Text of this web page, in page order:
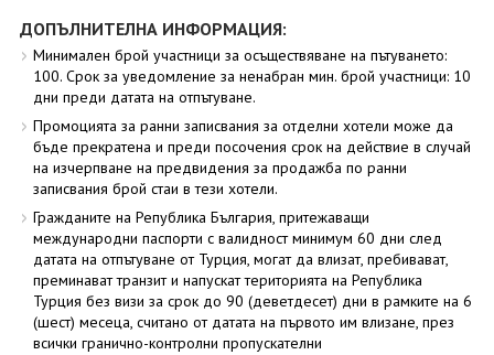
ДОПЪЛНИТЕЛНА ИНФОРМАЦИЯ:
Минимален брой участници за осъществяване на пътуването:
100. Срок за уведомление за ненабран мин. брой участници: 10
дни преди датата на отпътуване.
Промоцията за ранни записвания за отделни хотели може да
бъде прекратена и преди посочения срок на действие в случай
на изчерпване на предвидения за продажба по ранни
записвания брой стаи в тези хотели.
Гражданите на Република България, притежаващи
международни паспорти с валидност минимум 60 дни след
датата на отпътуване от Турция, могат да влизат, пребивават,
преминават транзит и напускат територията на Република
Турция без визи за срок до 90 (деветдесет) дни в рамките на 6
(шест) месеца, считано от датата на първото им влизане, през
всички гранично-контролни пропускателни